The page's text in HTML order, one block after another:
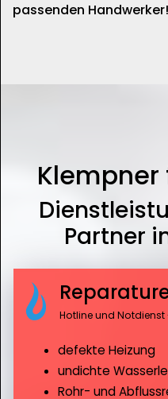
passenden Handwerker!
Klempner
Partner
Hotline und Notdienst
defekte Heizung
undichte
Rohr- und